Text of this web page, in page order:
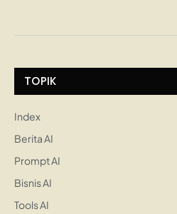
TOPIK
Index
Berita AI
Prompt AI
Bisnis AI
Tools AI